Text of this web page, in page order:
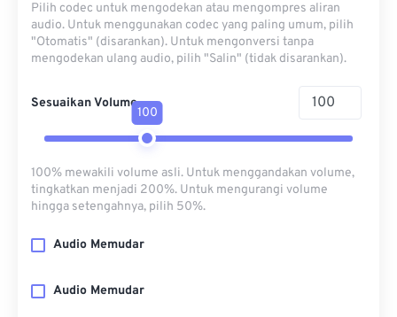
Pilih codec untuk mengodekan atau mengompres aliran
audio. Untuk menggunakan codec yang paling umum, pilih
"Otomatis" (disarankan). Untuk mengonversi tanpa
mengodekan ulang audio, pilih "Salin" (tidak disarankan).
Sesuaikan Volume
100
100% mewakili volume asli. Untuk menggandakan volume,
tingkatkan menjadi 200%. Untuk mengurangi volume
hingga setengahnya, pilih 50%.
Audio Memudar
Audio Memudar